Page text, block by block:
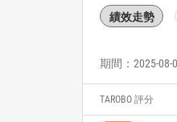
績效走勢
期間：2025-08-
TAROBO 評分